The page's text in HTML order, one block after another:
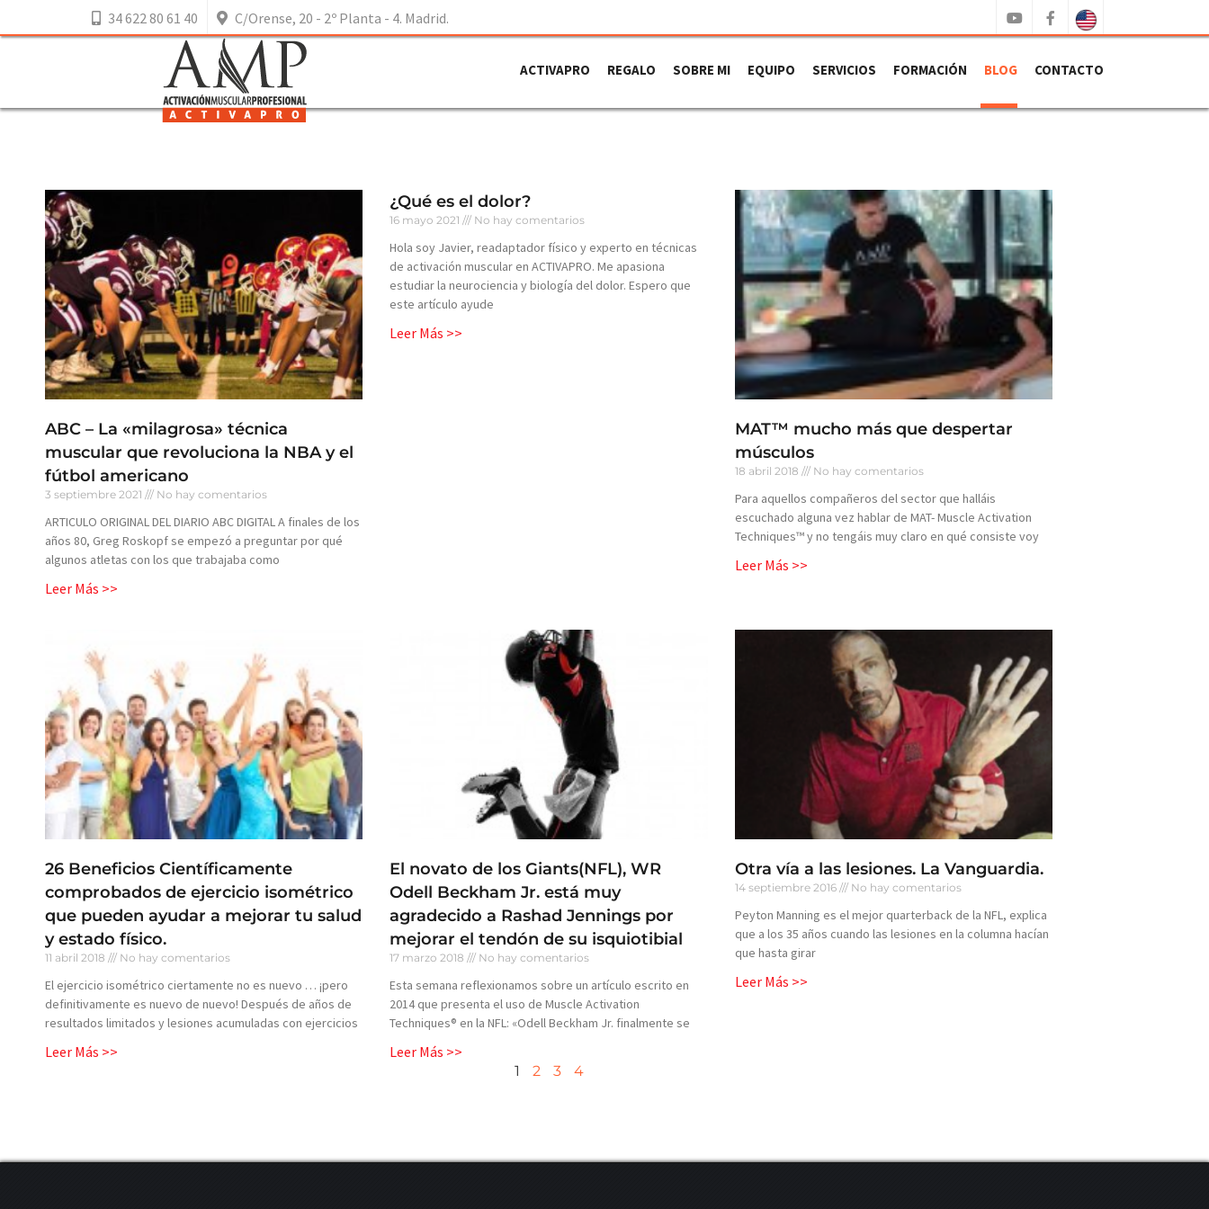
34 622 80 61 40 C/Orense, 20 - 2º Planta - 4. Madrid.
ACTIVAPRO REGALO SOBRE MI EQUIPO SERVICIOS FORMACIÓN BLOG CONTACTO
ABC – La «milagrosa» técnica
muscular que revoluciona la NBA y el
fútbol americano
3 septiembre 2021 No hay comentarios
ARTICULO ORIGINAL DEL DIARIO ABC DIGITAL A finales de los
años 80, Greg Roskopf se empezó a preguntar por qué
algunos atletas con los que trabajaba como
Leer Más >>
¿Qué es el dolor?
16 mayo 2021 No hay comentarios
Hola soy Javier, readaptador físico y experto en técnicas
de activación muscular en ACTIVAPRO. Me apasiona
estudiar la neurociencia y biología del dolor. Espero que
este artículo ayude
Leer Más >>
MAT™ mucho más que despertar
músculos
18 abril 2018 No hay comentarios
Para aquellos compañeros del sector que halláis
escuchado alguna vez hablar de MAT- Muscle Activation
Techniques™ y no tengáis muy claro en qué consiste voy
Leer Más >>
26 Beneficios Científicamente
comprobados de ejercicio isométrico
que pueden ayudar a mejorar tu salud
y estado físico.
11 abril 2018 No hay comentarios
El ejercicio isométrico ciertamente no es nuevo … ¡pero
definitivamente es nuevo de nuevo! Después de años de
resultados limitados y lesiones acumuladas con ejercicios
Leer Más >>
El novato de los Giants(NFL), WR
Odell Beckham Jr. está muy
agradecido a Rashad Jennings por
mejorar el tendón de su isquiotibial
17 marzo 2018 No hay comentarios
Esta semana reflexionamos sobre un artículo escrito en
2014 que presenta el uso de Muscle Activation
Techniques® en la NFL: «Odell Beckham Jr. finalmente se
Leer Más >>
Otra vía a las lesiones. La Vanguardia.
14 septiembre 2016 No hay comentarios
Peyton Manning es el mejor quarterback de la NFL, explica
que a los 35 años cuando las lesiones en la columna hacían
que hasta girar
Leer Más >>
1 2 3 4